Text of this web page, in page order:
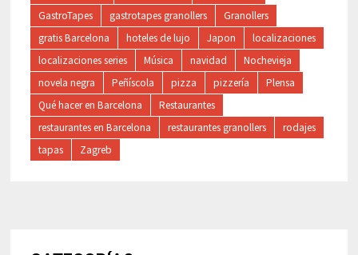
GastroTapes
gastrotapes granollers
Granollers
gratis Barcelona
hoteles de lujo Japon
localizaciones
localizaciones series
Música navidad
Nochevieja
novela negra
Peñíscola pizza pizzería
Plensa
Qué hacer en Barcelona
Restaurantes
restaurantes en Barcelona
restaurantes granollers
rodajes
tapas
Zagreb